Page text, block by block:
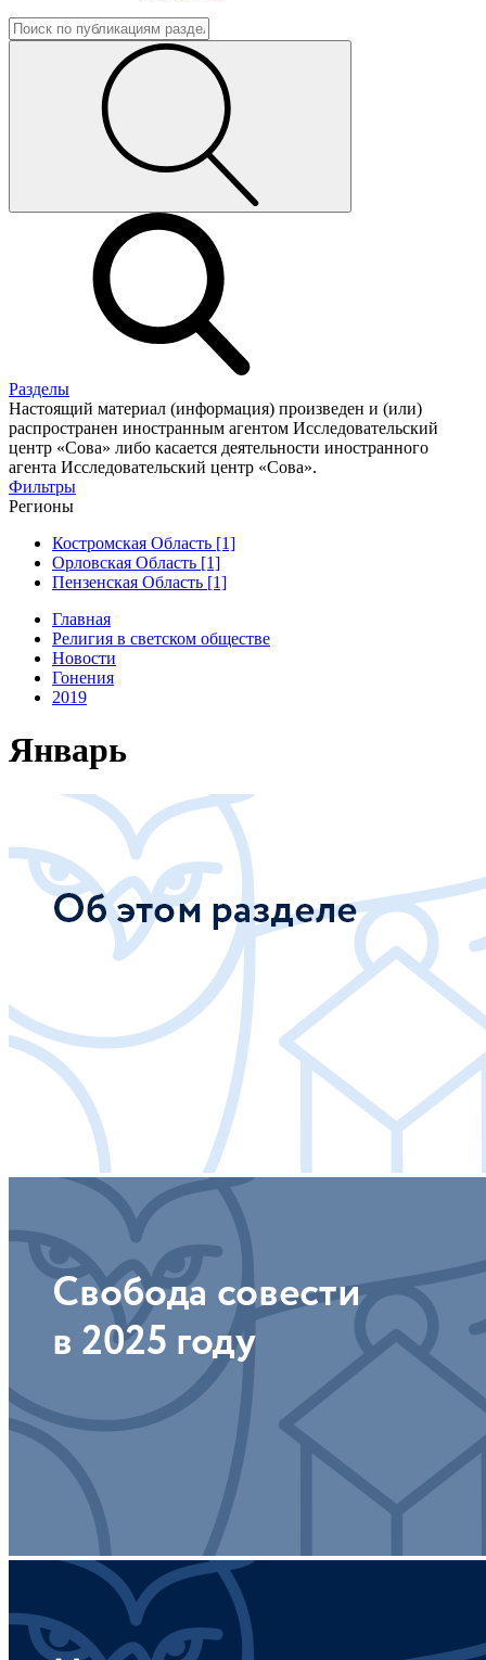
Разделы
Настоящий материал (информация) произведен и (или)
распространен иностранным агентом Исследовательский
центр «Сова» либо касается деятельности иностранного
агента Исследовательский центр «Сова».
Фильтры
Регионы
Костромская Область [1]
Орловская Область [1]
Пензенская Область [1]
Главная
Религия в светском обществе
Новости
Гонения
2019
Январь